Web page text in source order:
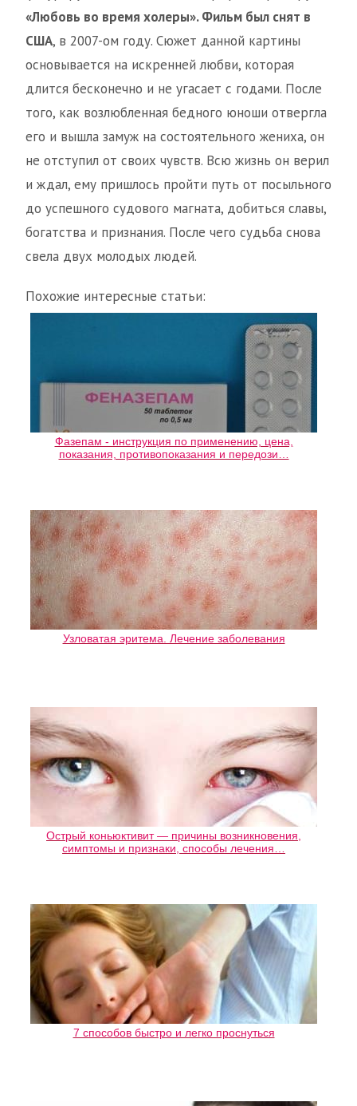
«Любовь во время холеры». Фильм был снят в
США, в 2007-ом году. Сюжет данной картины
основывается на искренней любви, которая
длится бесконечно и не угасает с годами. После
того, как возлюбленная бедного юноши отвергла
его и вышла замуж на состоятельного жениха, он
не отступил от своих чувств. Всю жизнь он верил
и ждал, ему пришлось пройти путь от посыльного
до успешного судового магната, добиться славы,
богатства и признания. После чего судьба снова
свела двух молодых людей.
Похожие интересные статьи:
Фазепам - инструкция по применению, цена,
показания, противопоказания и передози…
Узловатая эритема. Лечение заболевания
Острый коньюктивит — причины возникновения,
симптомы и признаки, способы лечения…
7 способов быстро и легко проснуться